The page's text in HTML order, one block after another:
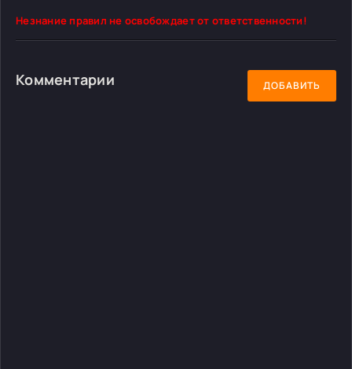
Незнание правил не освобождает от ответственности!
Комментарии ДОБАВИТЬ